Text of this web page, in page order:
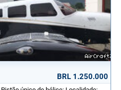
BRL 1.250.000